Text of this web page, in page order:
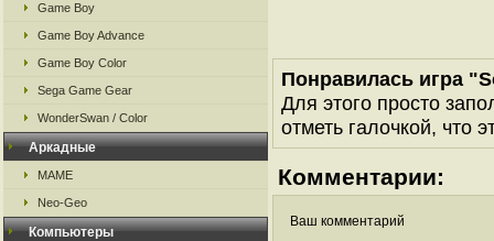
Game Boy
Game Boy Advance
Game Boy Color
Sega Game Gear
WonderSwan / Color
Аркадные
MAME
Neo-Geo
Компьютеры
Понравилась игра
Для этого просто
отметь галочкой, что
Комментарии:
Ваш комментарий